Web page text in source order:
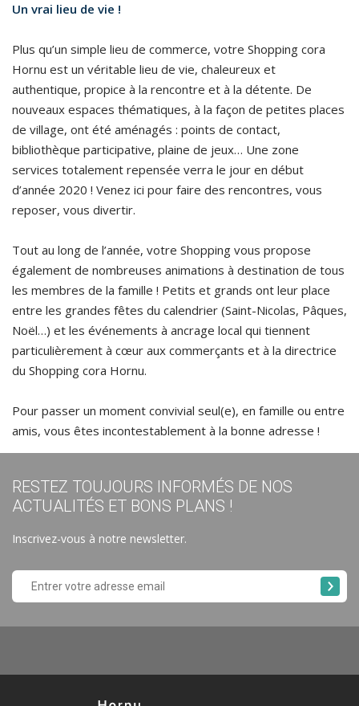
Un vrai lieu de vie !
Plus qu’un simple lieu de commerce, votre Shopping cora
Hornu est un véritable lieu de vie, chaleureux et
authentique, propice à la rencontre et à la détente. De
nouveaux espaces thématiques, à la façon de petites places
de village, ont été aménagés : points de contact,
bibliothèque participative, plaine de jeux… Une zone
services totalement repensée verra le jour en début
d’année 2020 ! Venez ici pour faire des rencontres, vous
reposer, vous divertir.
Tout au long de l’année, votre Shopping vous propose
également de nombreuses animations à destination de tous
les membres de la famille ! Petits et grands ont leur place
entre les grandes fêtes du calendrier (Saint-Nicolas, Pâques,
Noël…) et les événements à ancrage local qui tiennent
particulièrement à cœur aux commerçants et à la directrice
du Shopping cora Hornu.
Pour passer un moment convivial seul(e), en famille ou entre
amis, vous êtes incontestablement à la bonne adresse !
RESTEZ TOUJOURS INFORMÉS DE NOS
ACTUALITÉS ET BONS PLANS !
Inscrivez-vous à notre newsletter.